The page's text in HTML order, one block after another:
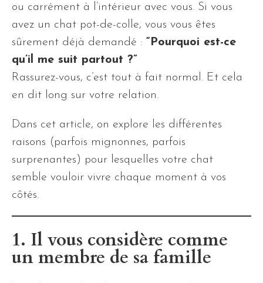
ou carrément à l’intérieur avec vous. Si vous
avez un chat pot-de-colle, vous vous êtes
sûrement déjà demandé : “Pourquoi est-ce
qu’il me suit partout ?”
Rassurez-vous, c’est tout à fait normal. Et cela
en dit long sur votre relation.
Dans cet article, on explore les différentes
raisons (parfois mignonnes, parfois
surprenantes) pour lesquelles votre chat
semble vouloir vivre chaque moment à vos
côtés.
1. Il vous considère comme
un membre de sa famille